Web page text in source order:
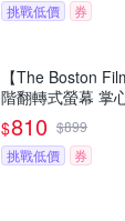
挑戰低價
券
【The Boston
階翻轉式螢幕 掌
$810 $899
挑戰低價
券